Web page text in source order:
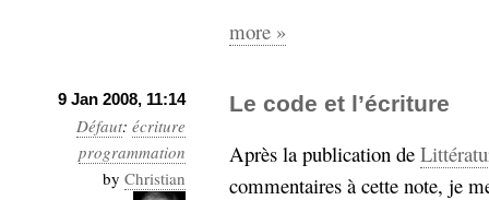
more »
9 Jan 2008, 11:14
Défaut: écriture
programmation
by Christian
Le code et l’écriture
Après la publication de
commentaires à cette note, je